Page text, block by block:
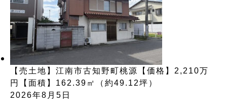
【売土地】江南市古知野町桃源【価格】2,210万
円【面積】162.39㎡（約49.12坪）
2026年8月5日